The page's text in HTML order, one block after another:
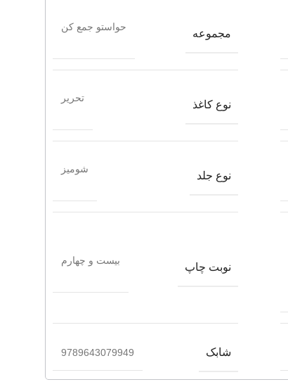
مجموعه
حواستو جمع کن
نوع کاغذ
تحریر
نوع جلد
شومیز
نوبت چاپ
بیست و چهارم
شابک 9789643079949